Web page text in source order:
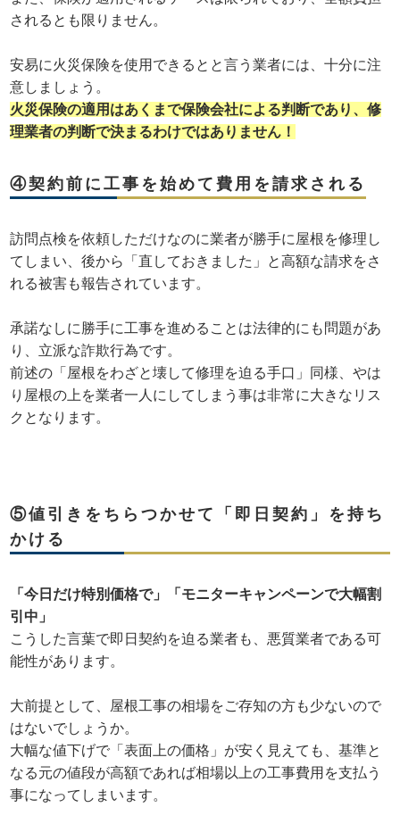
されるとも限りません。
安易に火災保険を使用できるとと言う業者には、十分に注
意しましょう。
火災保険の適用はあくまで保険会社による判断であり、修
理業者の判断で決まるわけではありません！
④契約前に工事を始めて費用を請求される
訪問点検を依頼しただけなのに業者が勝手に屋根を修理し
てしまい、後から「直しておきました」と高額な請求をさ
れる被害も報告されています。
承諾なしに勝手に工事を進めることは法律的にも問題があ
り、立派な詐欺行為です。
前述の「屋根をわざと壊して修理を迫る手口」同様、やは
り屋根の上を業者一人にしてしまう事は非常に大きなリス
クとなります。
⑤値引きをちらつかせて「即日契約」を持ち
かける
「今日だけ特別価格で」「モニターキャンペーンで大幅割
引中」
こうした言葉で即日契約を迫る業者も、悪質業者である可
能性があります。
大前提として、屋根工事の相場をご存知の方も少ないので
はないでしょうか。
大幅な値下げで「表面上の価格」が安く見えても、基準と
なる元の値段が高額であれば相場以上の工事費用を支払う
事になってしまいます。